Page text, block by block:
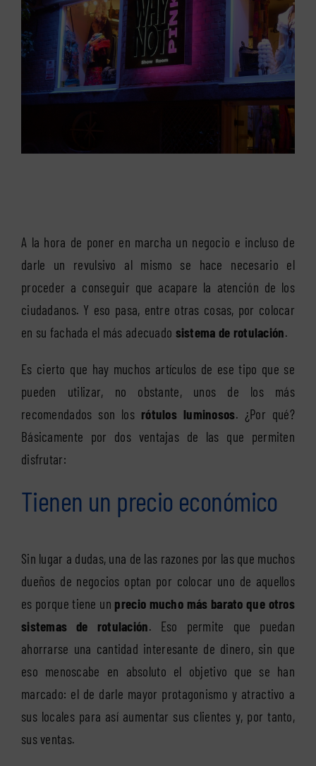
A la hora de poner en marcha un negocio e incluso de
darle un revulsivo al mismo se hace necesario el
proceder a conseguir que acapare la atención de los
ciudadanos. Y eso pasa, entre otras cosas, por colocar
en su fachada el más adecuado sistema de rotulación.
Es cierto que hay muchos artículos de ese tipo que se
pueden utilizar, no obstante, unos de los más
recomendados son los rótulos luminosos. ¿Por qué?
Básicamente por dos ventajas de las que permiten
disfrutar:
Tienen un precio económico
Sin lugar a dudas, una de las razones por las que muchos
dueños de negocios optan por colocar uno de aquellos
es porque tiene un precio mucho más barato que otros
sistemas de rotulación. Eso permite que puedan
ahorrarse una cantidad interesante de dinero, sin que
eso menoscabe en absoluto el objetivo que se han
marcado: el de darle mayor protagonismo y atractivo a
sus locales para así aumentar sus clientes y, por tanto,
sus ventas.